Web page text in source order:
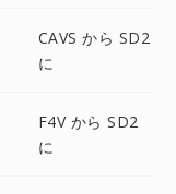
CAVS から SD2
に
F4V から SD2
に